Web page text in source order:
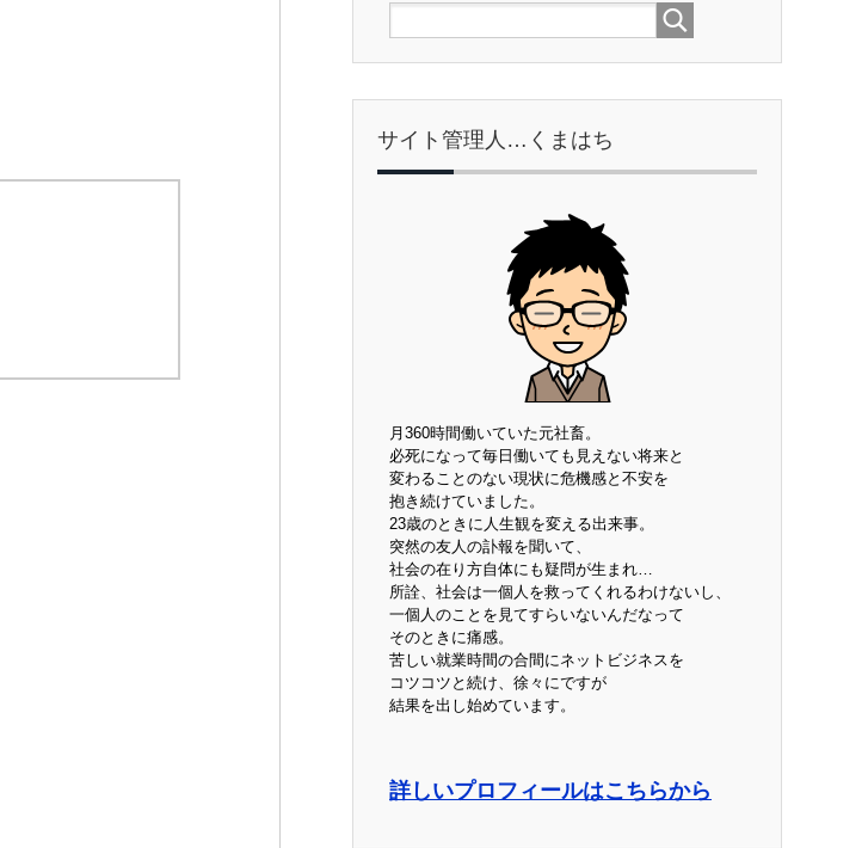
サイト管理人…くまはち
月360時間働いていた元社畜。
必死になって毎日働いても見えない将来と
変わることのない現状に危機感と不安を
抱き続けていました。
23歳のときに人生観を変える出来事。
突然の友人の訃報を聞いて、
社会の在り方自体にも疑問が生まれ…
所詮、社会は一個人を救ってくれるわけないし、
一個人のことを見てすらいないんだなって
そのときに痛感。
苦しい就業時間の合間にネットビジネスを
コツコツと続け、徐々にですが
結果を出し始めています。
詳しいプロフィールはこちらから